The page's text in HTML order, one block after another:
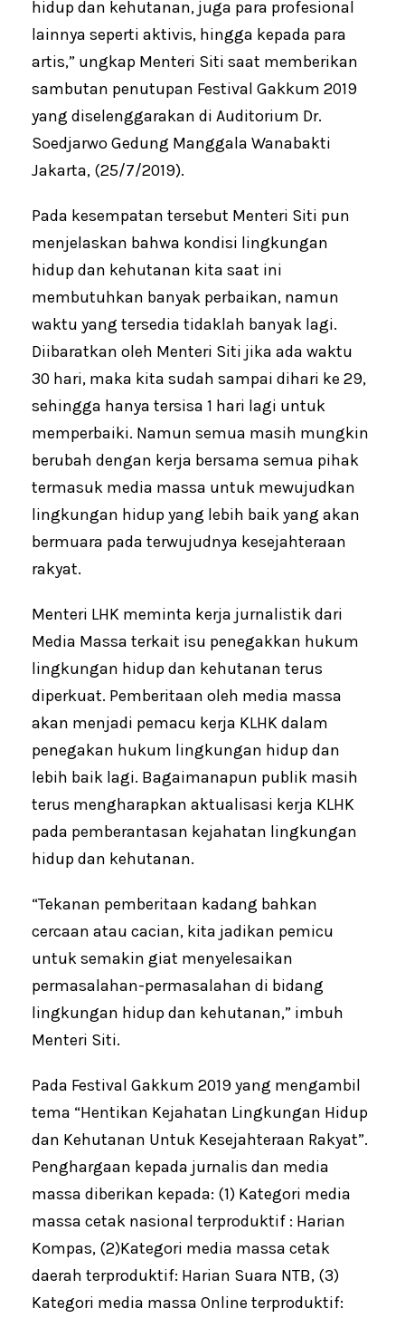
hidup dan kehutanan, juga para profesional
lainnya seperti aktivis, hingga kepada para
artis,” ungkap Menteri Siti saat memberikan
sambutan penutupan Festival Gakkum 2019
yang diselenggarakan di Auditorium Dr.
Soedjarwo Gedung Manggala Wanabakti
Jakarta, (25/7/2019).
Pada kesempatan tersebut Menteri Siti pun
menjelaskan bahwa kondisi lingkungan
hidup dan kehutanan kita saat ini
membutuhkan banyak perbaikan, namun
waktu yang tersedia tidaklah banyak lagi.
Diibaratkan oleh Menteri Siti jika ada waktu
30 hari, maka kita sudah sampai dihari ke 29,
sehingga hanya tersisa 1 hari lagi untuk
memperbaiki. Namun semua masih mungkin
berubah dengan kerja bersama semua pihak
termasuk media massa untuk mewujudkan
lingkungan hidup yang lebih baik yang akan
bermuara pada terwujudnya kesejahteraan
rakyat.
Menteri LHK meminta kerja jurnalistik dari
Media Massa terkait isu penegakkan hukum
lingkungan hidup dan kehutanan terus
diperkuat. Pemberitaan oleh media massa
akan menjadi pemacu kerja KLHK dalam
penegakan hukum lingkungan hidup dan
lebih baik lagi. Bagaimanapun publik masih
terus mengharapkan aktualisasi kerja KLHK
pada pemberantasan kejahatan lingkungan
hidup dan kehutanan.
“Tekanan pemberitaan kadang bahkan
cercaan atau cacian, kita jadikan pemicu
untuk semakin giat menyelesaikan
permasalahan-permasalahan di bidang
lingkungan hidup dan kehutanan,” imbuh
Menteri Siti.
Pada Festival Gakkum 2019 yang mengambil
tema “Hentikan Kejahatan Lingkungan Hidup
dan Kehutanan Untuk Kesejahteraan Rakyat”.
Penghargaan kepada jurnalis dan media
massa diberikan kepada: (1) Kategori media
massa cetak nasional terproduktif : Harian
Kompas, (2)Kategori media massa cetak
daerah terproduktif: Harian Suara NTB, (3)
Kategori media massa Online terproduktif: